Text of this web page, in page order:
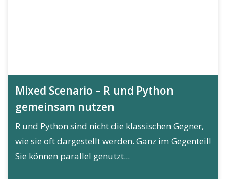
Mixed Scenario – R und Python
gemeinsam nutzen
R und Python sind nicht die klassischen Gegner,
wie sie oft dargestellt werden. Ganz im Gegenteil!
Sie können parallel genutzt...